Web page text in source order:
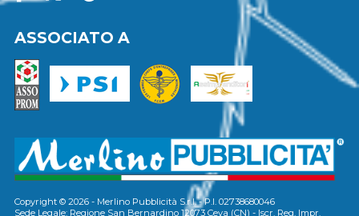
ASSOCIATO A
Copyright © 2026 - Merlino Pubblicità S.r.l. - P.I. 02738680046
Sede Legale: Regione San Bernardino 12073 Ceva (CN) - Iscr. Reg. Impr.